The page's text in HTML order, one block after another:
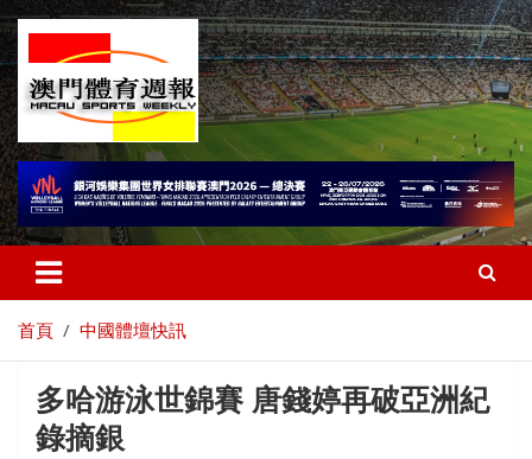
首頁 中國體壇快訊
多哈游泳世錦賽 唐錢婷再破亞洲紀
錄摘銀